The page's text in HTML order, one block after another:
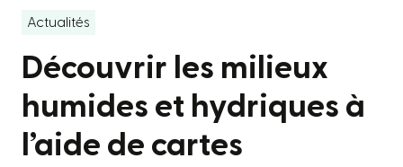
Actualités
Découvrir les milieux
humides et hydriques à
l’aide de cartes